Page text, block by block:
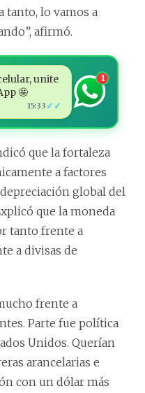
tanto, lo vamos a
afirmó.
unite
🤩
15:33 ✓✓
1
que la fortaleza
a factores
global del
que la moneda
tanto frente a
a divisas de
frente a
Parte fue política
Unidos. Querían
arancelarias e
con un dólar más